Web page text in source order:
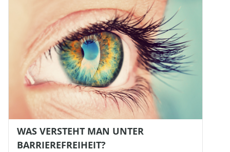
WAS VERSTEHT MAN UNTER
BARRIEREFREIHEIT?